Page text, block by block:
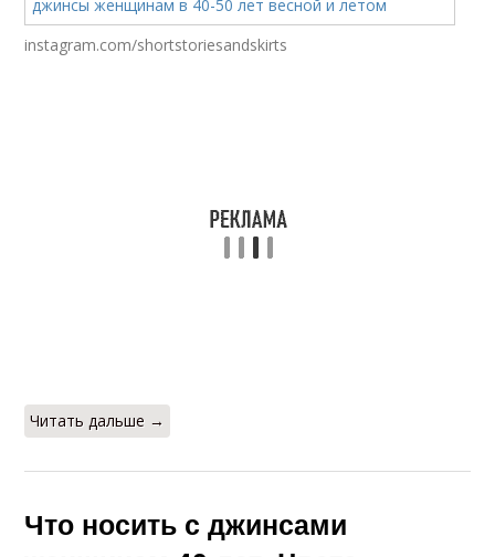
instagram.com/shortstoriesandskirts
Читать дальше →
Что носить с джинсами